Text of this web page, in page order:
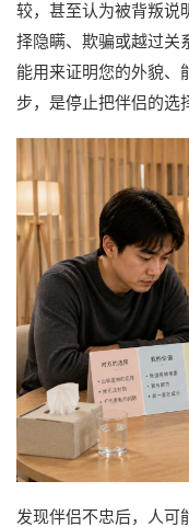
较，甚至认为被背叛说
择隐瞒、欺骗或越过关
能用来证明您的外貌、
步，是停止把伴侣的选
发现伴侣不忠后，人可